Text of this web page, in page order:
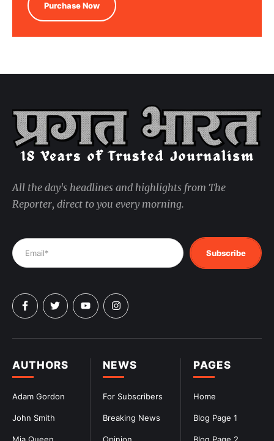
Purchase Now
PAGES
Home
Blog Page 1
NEWS
For Subscribers
Breaking News
AUTHORS
Adam Gordon
John Smith
All the day's headlines and highlights from The
Reporter, direct to you every morning.
Subscribe